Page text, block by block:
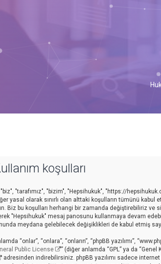
koşulları
"tarafımız", "bizim", "Hepsihukuk", "https://
yasal olarak sınırlı olan alttaki koşulların tümünü
Biz bu koşulları herhangi bir zamanda değiştirebiliriz
"Hepsihukuk" mesaj panosunu kullanmaya devam
meydana gelebilecek değişiklikleri de kabul etmiş
“onlar”, “onlara”, “onların”, “phpBB yazılımı”,
Public License
” (diğer anlamda “GPL” ya da “Genel
adresinden indirebilirsiniz. phpBB yazılımı sadece